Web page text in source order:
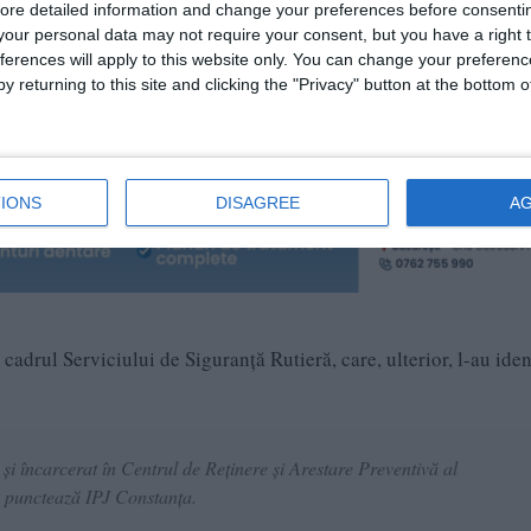
detailed information and change your preferences before
personal data may not require your consent, but you have a right
will apply to this website only. You can change your
returning to this site and clicking the "Privacy" button at the bottom
DISAGREE
controlul direcției, iar autoturismul s-a răsturnat, în
Neagră, bărbatul părăsind locul accidentului.
de ani, pasager în autoturism.
Serviciului de Siguranță Rutieră, care, ulterior, l-au
încarcerat în Centrul de Reținere și Arestare Preventivă al
IPJ Constanța.